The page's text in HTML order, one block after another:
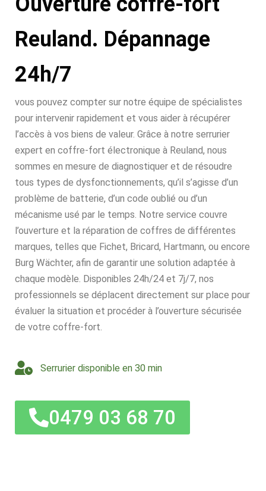
Reuland. Dépannage
24h/7
vous pouvez compter sur notre équipe de spécialistes
pour intervenir rapidement et vous aider à récupérer
l’accès à vos biens de valeur. Grâce à notre serrurier
expert en coffre-fort électronique à Reuland, nous
sommes en mesure de diagnostiquer et de résoudre
tous types de dysfonctionnements, qu’il s’agisse d’un
problème de batterie, d’un code oublié ou d’un
mécanisme usé par le temps. Notre service couvre
l’ouverture et la réparation de coffres de différentes
marques, telles que Fichet, Bricard, Hartmann, ou encore
Burg Wächter, afin de garantir une solution adaptée à
chaque modèle. Disponibles 24h/24 et 7j/7, nos
professionnels se déplacent directement sur place pour
évaluer la situation et procéder à l’ouverture sécurisée
de votre coffre-fort.
Serrurier disponible en 30 min
0479 03 68 70